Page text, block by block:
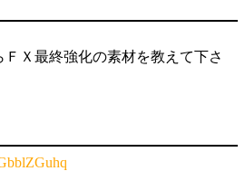
Ｘ最終強化の素材を教えて下さ